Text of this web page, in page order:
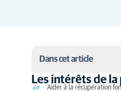
Dans cet article
Les intérêts de la
Les intérêts de
Aider à la récupération